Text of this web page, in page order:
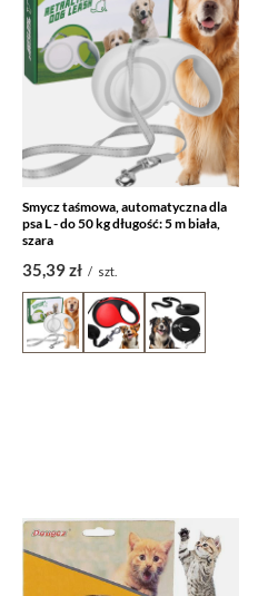
Smycz taśmowa, automatyczna dla
psa L - do 50 kg długość: 5 m biała,
szara
35,39 zł / szt.